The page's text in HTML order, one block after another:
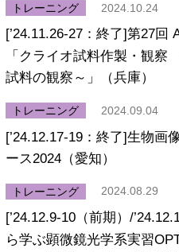
Powered by
Translate
トレーニング 2024.10.24
[’24.11.26-27：終了]第27回
「クライオ試料作製・観
試料の観察～」（兵庫）
トレーニング 2024.09.04
[’24.12.17-19：終了]生物画
ース2024（愛知）
トレーニング 2024.08.29
[’24.12.9-10（前期）/
ら学ぶ顕微鏡光学系実習